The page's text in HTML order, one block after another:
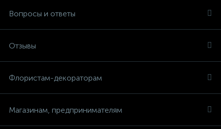
Вопросы и ответы
Отзывы
Флористам-декораторам
Магазинам, предпринимателям